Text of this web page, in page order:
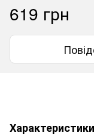
619 грн
Характеристики